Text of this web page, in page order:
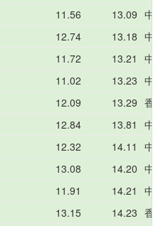
11.56 13.09 中
12.74 13.18 中
11.72 13.21
中
11.02 13.23 中
12.09 13.29 香
12.84 13.81
中
12.32 14.11
中
13.08 14.20 中
11.91 14.21
中
13.15 14.23 香